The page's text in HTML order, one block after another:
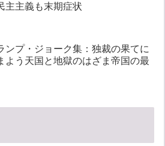
主主義も末期症状
ンプ・ジョーク集：独裁の果てに
よう天国と地獄のはざま帝国の最